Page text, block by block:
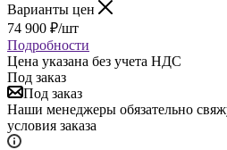
Варианты цен
74 900 ₽/шт
Подробности
Цена указана без учета НДС
Под заказ
Под заказ
Наши менеджеры обязательно
условия заказа